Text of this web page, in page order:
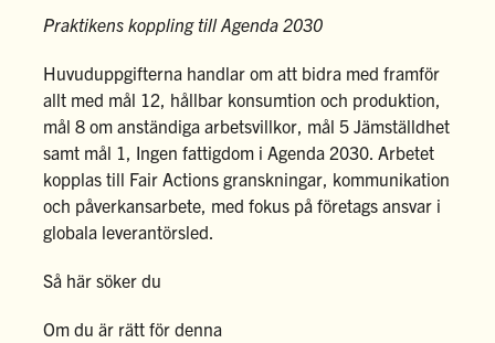
Praktikens koppling till Agenda 2030
Huvuduppgifterna handlar om att bidra med framför
allt med mål 12, hållbar konsumtion och produktion,
mål 8 om anständiga arbetsvillkor, mål 5 Jämställdhet
samt mål 1, Ingen fattigdom i Agenda 2030. Arbetet
kopplas till Fair Actions granskningar, kommunikation
och påverkansarbete, med fokus på företags ansvar i
globala leverantörsled.
Så här söker du
Om du är rätt för denna